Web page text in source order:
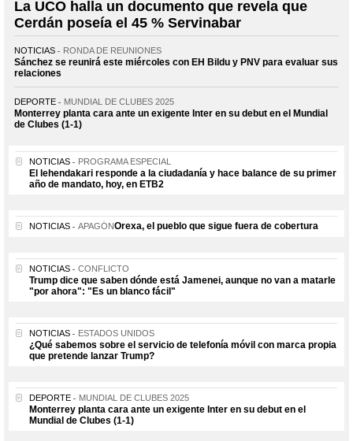
La UCO halla un documento que revela que
Cerdán poseía el 45 % Servinabar
NOTICIAS RONDA DE REUNIONES
Sánchez se reunirá este miércoles con EH Bildu y PNV para evaluar sus
relaciones
DEPORTE MUNDIAL DE CLUBES 2025
Monterrey planta cara ante un exigente Inter en su debut en el Mundial
de Clubes (1-1)
NOTICIAS PROGRAMA ESPECIAL
El lehendakari responde a la ciudadanía y hace balance de su primer
año de mandato, hoy, en ETB2
NOTICIAS APAGÓNOrexa, el pueblo que sigue fuera de cobertura
NOTICIAS CONFLICTO
Trump dice que saben dónde está Jamenei, aunque no van a matarle
"por ahora": "Es un blanco fácil"
NOTICIAS ESTADOS UNIDOS
¿Qué sabemos sobre el servicio de telefonía móvil con marca propia
que pretende lanzar Trump?
DEPORTE MUNDIAL DE CLUBES 2025
Monterrey planta cara ante un exigente Inter en su debut en el
Mundial de Clubes (1-1)